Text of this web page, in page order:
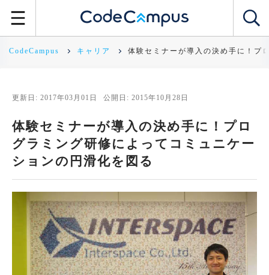
CodeCampus キャリア 体験セミナーが導入の決め手に！プ
更新日: 2017年03月01日 公開日: 2015年10月28日
体験セミナーが導入の決め手に！プロ
グラミング研修によってコミュニケー
ションの円滑化を図る